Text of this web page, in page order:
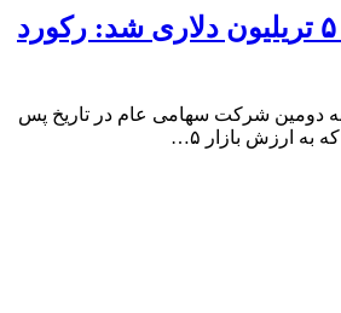
غول فناوری ۵ تریلیون دلاری شد: رکورد
به دومین شرکت سهامی عام در تاریخ پس
به ارزش بازار ۵…